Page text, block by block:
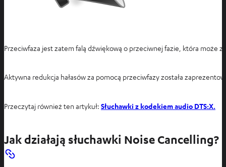
Przeciwfaza jest zatem falą dźwiękową o przeciwnej fazie, która
Aktywna redukcja hałasów za pomocą przeciwfazy została
Przeczytaj również ten artykuł: Słuchawki z kodekiem audio DTS:X.
Jak działają słuchawki Noise Cancelling?